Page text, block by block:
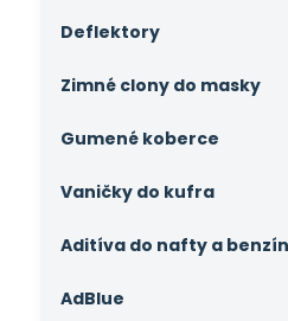
Deflektory
Zimné clony do masky
Gumené koberce
Vaničky do kufra
Aditíva do nafty a
AdBlue